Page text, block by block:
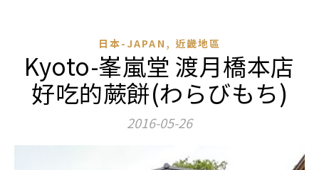
日本-JAPAN , 近畿地區
Kyoto-峯嵐堂 渡月橋本店
好吃的蕨餅(わらびもち)
2016-05-26